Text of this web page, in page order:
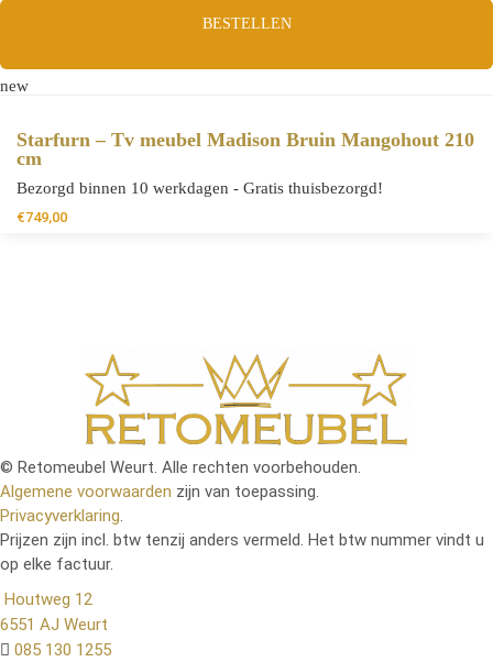
BESTELLEN
new
Starfurn – Tv meubel Madison Bruin Mangohout 210
cm
Bezorgd binnen 10 werkdagen - Gratis thuisbezorgd!
€749,00
© Retomeubel Weurt. Alle rechten voorbehouden.
Algemene voorwaarden zijn van toepassing.
Privacyverklaring.
Prijzen zijn incl. btw tenzij anders vermeld. Het btw nummer vindt u
op elke factuur.
Houtweg 12
6551 AJ Weurt
085 130 1255